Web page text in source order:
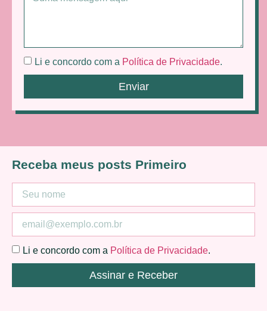
Li e concordo com a Política de Privacidade.
Enviar
Receba meus posts Primeiro
Li e concordo com a Política de Privacidade.
Assinar e Receber